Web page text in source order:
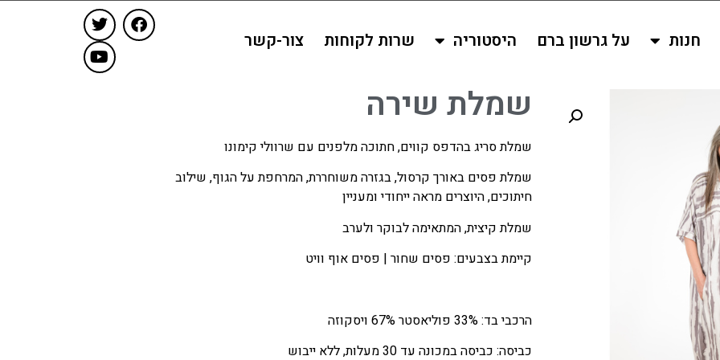
חנות על גרשון ברם היסטוריה שרות לקוחות צור-קשר
שמלת שירה
שמלת סריג בהדפס קווים, חתוכה מלפנים עם שרוולי קימונו
שמלת פסים באורך קרסול, בגזרה משוחררת, המרחפת על הגוף, שילוב
חיתוכים, היוצרים מראה ייחודי ומעניין
שמלת קיצית, המתאימה לבוקר ולערב
קיימת בצבעים: פסים שחור | פסים אוף וויט
הרכבי בד: 33% פוליאסטר 67% ויסקוזה
כביסה: כביסה במכונה עד 30 מעלות, ללא ייבוש